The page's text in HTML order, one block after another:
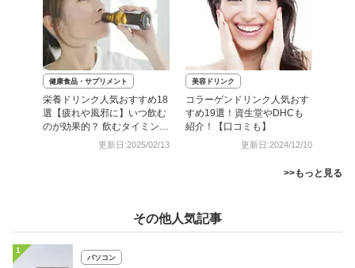
健康食品・サプリメント
栄養ドリンク人気おすすめ18
選【疲れや風邪に】いつ飲む
のが効果的？ 飲むタイミング
更新日:2025/02/13
美容ドリンク
コラーゲンドリンク人気おす
すめ19選！資生堂やDHCも
紹介！【口コミも】
更新日:2024/12/10
>>もっと見る
その他人気記事
1
パソコン